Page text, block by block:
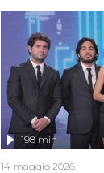
continuano a
vicende giudiziarie
anni. Lo speciale
mettendo in fila
controversi e i
sembra non avere
198 min
14 maggio 2026